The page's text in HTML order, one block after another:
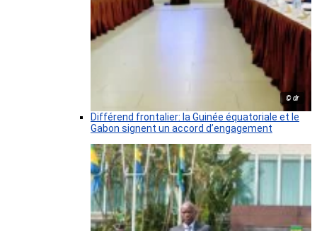
© dr
Différend frontalier: la Guinée équatoriale et le
Gabon signent un accord d’engagement